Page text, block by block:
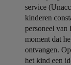
service
kinderen
personeel van
moment dat
ontvangen.
het kind een